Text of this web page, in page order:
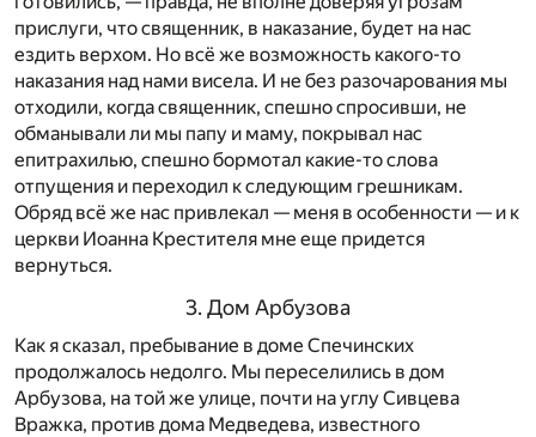
прислуги, что священник, в наказание, будет на нас
ездить верхом. Но всё же возможность какого-то
наказания над нами висела. И не без разочарования мы
отходили, когда священник, спешно спросивши, не
обманывали ли мы папу и маму, покрывал нас
епитрахилью, спешно бормотал какие-то слова
отпущения и переходил к следующим грешникам.
Обряд всё же нас привлекал — меня в особенности — и к
церкви Иоанна Крестителя мне еще придется
вернуться.
3. Дом Арбузова
Как я сказал, пребывание в доме Спечинских
продолжалось недолго. Мы переселились в дом
Арбузова, на той же улице, почти на углу Сивцева
Вражка, против дома Медведева, известного